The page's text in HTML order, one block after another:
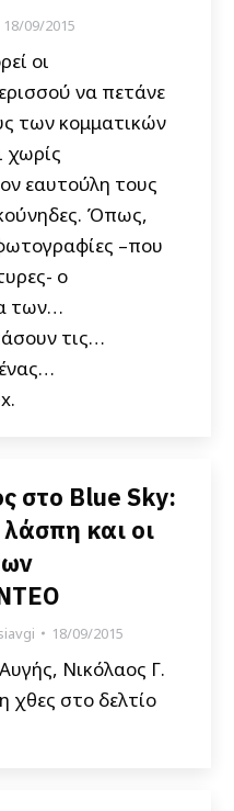
18/09/2015
οι
να πετάνε
των κομματικών
χωρίς
εαυτούλη τους
Όπως,
–που
ο
των…
τις…
στο Blue Sky:
και οι
18/09/2015
Νικόλαος Γ.
χθες στο δελτίο